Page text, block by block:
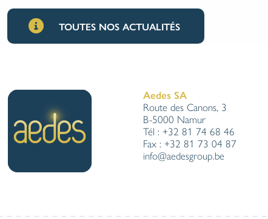
TOUTES NOS ACTUALITÉS
Aedes SA
Route des Canons, 3
B-5000 Namur
Tél : +32 81 74 68 46
Fax : +32 81 73 04 87
info@aedesgroup.be